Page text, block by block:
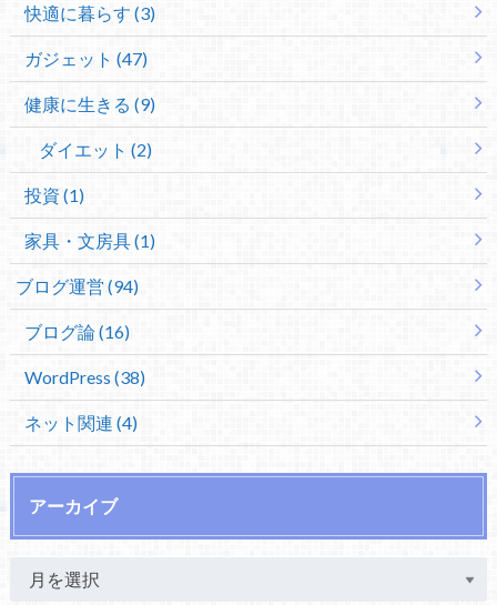
快適に暮らす (3)
ガジェット (47)
健康に生きる (9)
ダイエット (2)
投資 (1)
家具・文房具 (1)
ブログ運営 (94)
ブログ論 (16)
WordPress (38)
ネット関連 (4)
アーカイブ